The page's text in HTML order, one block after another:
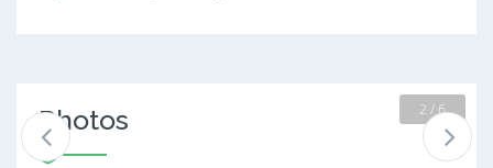
Photos 2 / 6